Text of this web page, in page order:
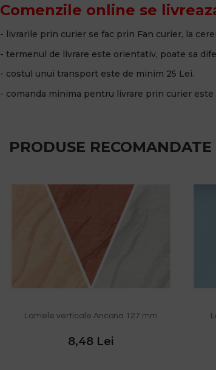
Comenzile online se
- livrarile prin curier se fac prin Fan curier, la
- termenul de livrare este orientativ, poate sa
- costul unui transport este de minim 25 Lei.
- comanda minima pentru livrare prin curier este
PRODUSE RECOMANDATE
Lamele verticale Ancona 127 mm
8,48 Lei